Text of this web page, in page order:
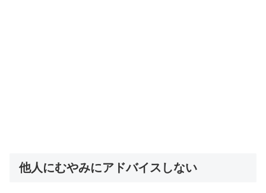
他人にむやみにアドバイスしない